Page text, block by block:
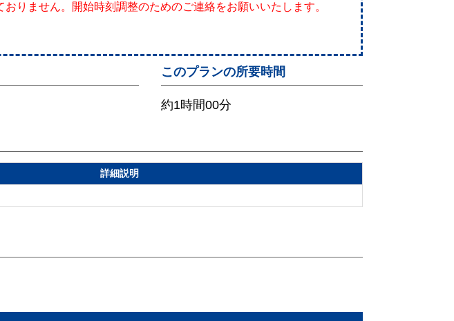
おりません。開始時刻調整のためのご連絡をお願いいたします。
このプランの所要時間
約1時間00分
詳細説明